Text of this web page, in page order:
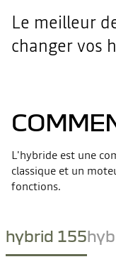
Le meilleur
changer vos
L'hybride est une
classique et un
fonctions.
hybrid 155